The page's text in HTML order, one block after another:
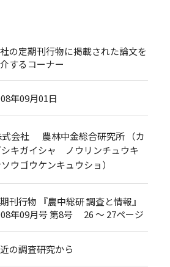
の定期刊行物に掲載された論文を
するコーナー
年09月01日
式会社 農林中金総合研究所 （カ
シキガイシャ ノウリンチュウキ
ウゴウケンキュウショ）
刊行物 『農中総研 調査と情報』
年09月号 第8号 26 ～ 27ページ
の調査研究から